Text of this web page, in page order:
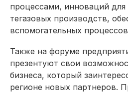
процессами, инноваций
тегазовых производств,
вспомогательных
Также на форуме
презентуют свои
бизнеса, который
регионе новых партнеров.